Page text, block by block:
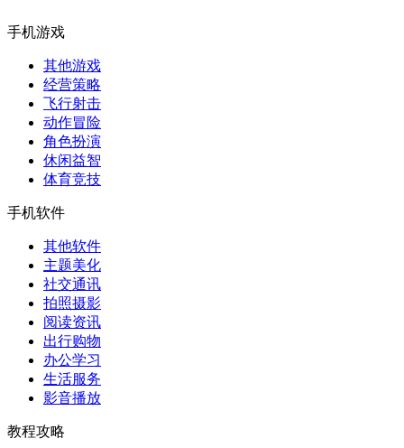
手机游戏
其他游戏
经营策略
飞行射击
动作冒险
角色扮演
休闲益智
体育竞技
手机软件
其他软件
主题美化
社交通讯
拍照摄影
阅读资讯
出行购物
办公学习
生活服务
影音播放
教程攻略